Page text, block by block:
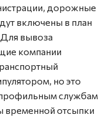
дорожные
включены в план
вывоза
компании
но это
службам
временной отсыпки